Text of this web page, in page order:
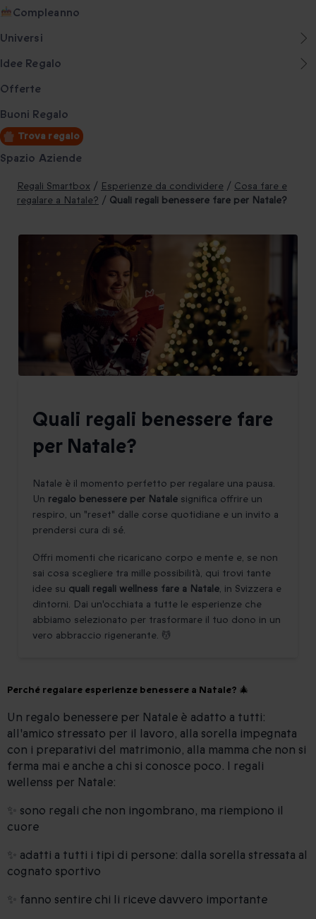
Compleanno
Universi
Idee Regalo
Offerte
Buoni Regalo
Trova regalo
Spazio Aziende
Regali Smartbox / Esperienze da condividere / Cosa fare e
regalare a Natale? / Quali regali benessere fare per Natale?
Quali regali benessere fare
per Natale?
Natale è il momento perfetto per regalare una pausa.
Un regalo benessere per Natale significa offrire un
respiro, un "reset" dalle corse quotidiane e un invito a
prendersi cura di sé.
Offri momenti che ricaricano corpo e mente e, se non
sai cosa scegliere tra mille possibilità, qui trovi tante
idee su quali regali wellness fare a Natale, in Svizzera e
dintorni. Dai un'occhiata a tutte le esperienze che
abbiamo selezionato per trasformare il tuo dono in un
vero abbraccio rigenerante. 💆
Perché regalare esperienze benessere a Natale? 🎄
Un regalo benessere per Natale è adatto a tutti:
all'amico stressato per il lavoro, alla sorella impegnata
con i preparativi del matrimonio, alla mamma che non si
ferma mai e anche a chi si conosce poco. I regali
wellenss per Natale:
✨ sono regali che non ingombrano, ma riempiono il
cuore
✨ adatti a tutti i tipi di persone: dalla sorella stressata al
cognato sportivo
✨ fanno sentire chi li riceve davvero importante